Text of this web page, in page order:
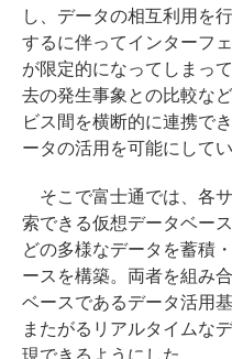
し、データの相互利用を
するに伴ってインターフ
が限定的になってしまっ
去の発生事象との比較な
ビス間を横断的に連携で
ータの活用を可能にして
そこで富士通では、各
索できる仮想データベー
どの多様なデータを蓄積
ースを構築。両者を組み
ベースであるデータ活用
またがるリアルタイムな
現できるようにした。